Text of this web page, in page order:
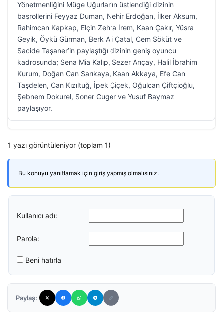
Yönetmenliğini Müge Uğurlar’ın üstlendiği dizinin
başrollerini Feyyaz Duman, Nehir Erdoğan, İlker Aksum,
Rahimcan Kapkap, Elçin Zehra İrem, Kaan Çakır, Yüsra
Geyik, Öykü Gürman, Berk Ali Çatal, Cem Söküt ve
Sacide Taşaner’in paylaştığı dizinin geniş oyuncu
kadrosunda; Sena Mia Kalıp, Sezer Arıçay, Halil İbrahim
Kurum, Doğan Can Sarıkaya, Kaan Akkaya, Efe Can
Taşdelen, Can Kızıltuğ, İpek Çiçek, Oğulcan Çiftçioğlu,
Şebnem Dokurel, Soner Cuger ve Yusuf Baymaz
paylaşıyor.
1 yazı görüntüleniyor (toplam 1)
Bu konuyu yanıtlamak için giriş yapmış olmalısınız.
Kullanıcı adı:
Parola:
Beni hatırla
Paylaş: